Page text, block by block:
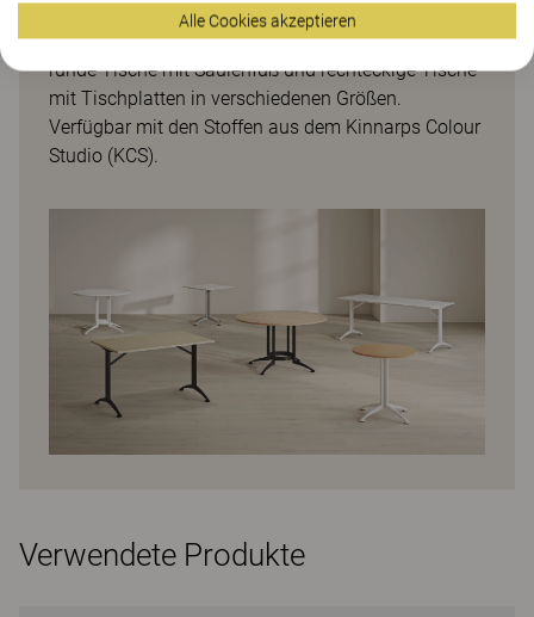
Besprechungen, für Kaffeepausen und auch zum
Einsatz in Gemeinschaftsräumen. Erhältlich sind
runde Tische mit Säulenfuß und rechteckige Tische
mit Tischplatten in verschiedenen Größen.
Verfügbar mit den Stoffen aus dem Kinnarps Colour
Studio (KCS).
Verwendete Produkte
Alle Cookies akzeptieren